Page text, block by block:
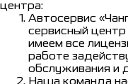
центра:
Автосервис
сервисный
имеем все
работе
обслуживания и
Наша команда